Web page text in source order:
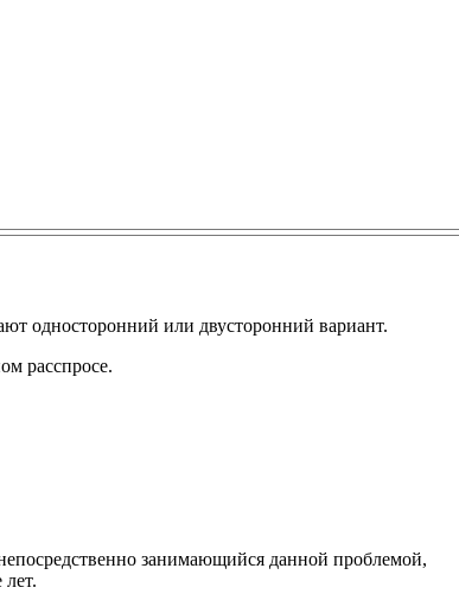
односторонний или двусторонний вариант.
расспросе.
занимающийся данной проблемой,